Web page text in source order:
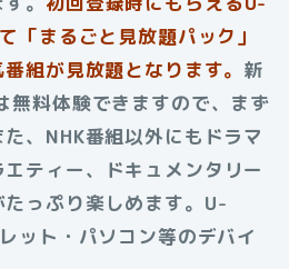
「まるごと見放題パック」
組が見放題となります。 新
無料体験できますので、まず
、NHK番組以外にもドラマ
ティー、ドキュメンタリー
っぷり楽しめます。U-
ット・パソコン等のデバイ